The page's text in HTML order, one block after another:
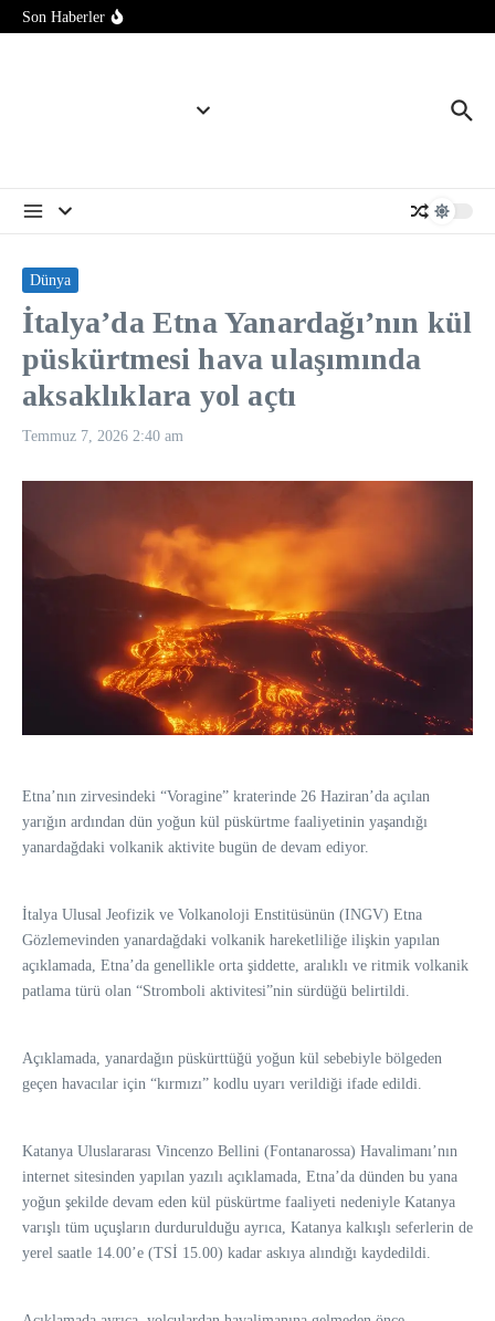
İçeriğe atla
Son Haberler
ABD Genelkurmay Başkanı Caine’in İran savaşından “çıkış
Dünya
İtalya’da Etna Yanardağı’nın kül
püskürtmesi hava ulaşımında
aksaklıklara yol açtı
Temmuz 7, 2026 2:40 am
Etna’nın zirvesindeki “Voragine” kraterinde 26 Haziran’da açılan
yarığın ardından dün yoğun kül püskürtme faaliyetinin yaşandığı
yanardağdaki volkanik aktivite bugün de devam ediyor.
İtalya Ulusal Jeofizik ve Volkanoloji Enstitüsünün (INGV) Etna
Gözlemevinden yanardağdaki volkanik hareketliliğe ilişkin yapılan
açıklamada, Etna’da genellikle orta şiddette, aralıklı ve ritmik volkanik
patlama türü olan “Stromboli aktivitesi”nin sürdüğü belirtildi.
Açıklamada, yanardağın püskürttüğü yoğun kül sebebiyle bölgeden
geçen havacılar için “kırmızı” kodlu uyarı verildiği ifade edildi.
Katanya Uluslararası Vincenzo Bellini (Fontanarossa) Havalimanı’nın
internet sitesinden yapılan yazılı açıklamada, Etna’da dünden bu yana
yoğun şekilde devam eden kül püskürtme faaliyeti nedeniyle Katanya
varışlı tüm uçuşların durdurulduğu ayrıca, Katanya kalkışlı seferlerin de
yerel saatle 14.00’e (TSİ 15.00) kadar askıya alındığı kaydedildi.